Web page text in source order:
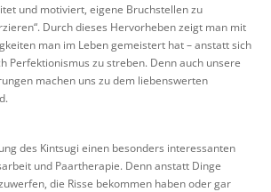
und motiviert, eigene Bruchstellen zu
Durch dieses Hervorheben zeigt man mit
man im Leben gemeistert hat – anstatt sich
Perfektionismus zu streben. Denn auch unsere
machen uns zu dem liebenswerten
des Kintsugi einen besonders interessanten
und Paartherapie. Denn anstatt Dinge
die Risse bekommen haben oder gar